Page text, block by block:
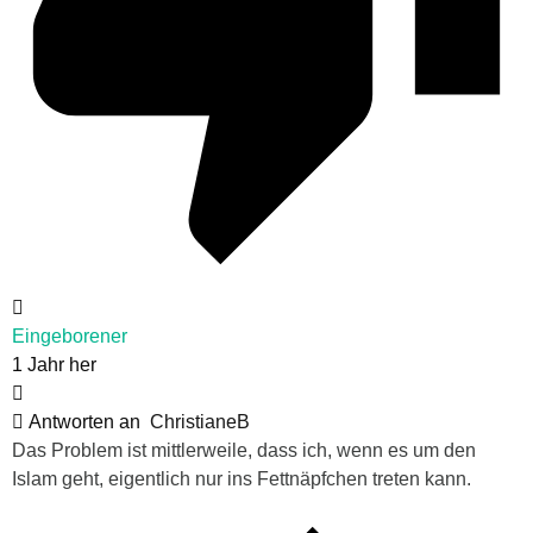
Eingeborener
1 Jahr her
Antworten an ChristianeB
Das Problem ist mittlerweile, dass ich, wenn es um den
Islam geht, eigentlich nur ins Fettnäpfchen treten kann.